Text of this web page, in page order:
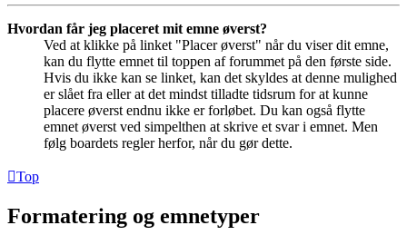
Hvordan får jeg placeret mit emne øverst?
Ved at klikke på linket "Placer øverst" når du viser dit emne,
kan du flytte emnet til toppen af forummet på den første side.
Hvis du ikke kan se linket, kan det skyldes at denne mulighed
er slået fra eller at det mindst tilladte tidsrum for at kunne
placere øverst endnu ikke er forløbet. Du kan også flytte
emnet øverst ved simpelthen at skrive et svar i emnet. Men
følg boardets regler herfor, når du gør dette.
Top
Formatering og emnetyper